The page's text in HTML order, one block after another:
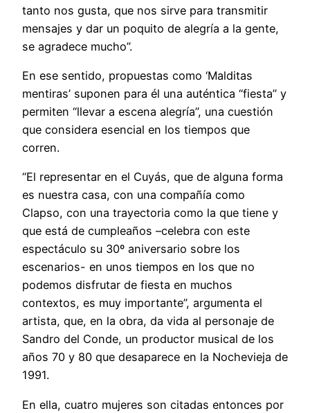
tanto nos gusta, que nos sirve para transmitir
mensajes y dar un poquito de alegría a la gente,
se agradece mucho”.
En ese sentido, propuestas como ‘Malditas
mentiras’ suponen para él una auténtica “fiesta” y
permiten “llevar a escena alegría”, una cuestión
que considera esencial en los tiempos que
corren.
“El representar en el Cuyás, que de alguna forma
es nuestra casa, con una compañía como
Clapso, con una trayectoria como la que tiene y
que está de cumpleaños –celebra con este
espectáculo su 30º aniversario sobre los
escenarios- en unos tiempos en los que no
podemos disfrutar de fiesta en muchos
contextos, es muy importante”, argumenta el
artista, que, en la obra, da vida al personaje de
Sandro del Conde, un productor musical de los
años 70 y 80 que desaparece en la Nochevieja de
1991.
En ella, cuatro mujeres son citadas entonces por